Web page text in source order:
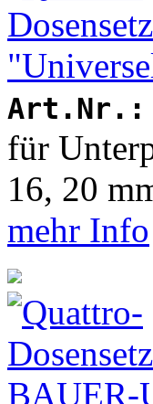
Art.Nr.:
für
16, 20
mehr Info